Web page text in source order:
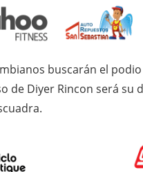
buscarán el
de Diyer Rincon será su